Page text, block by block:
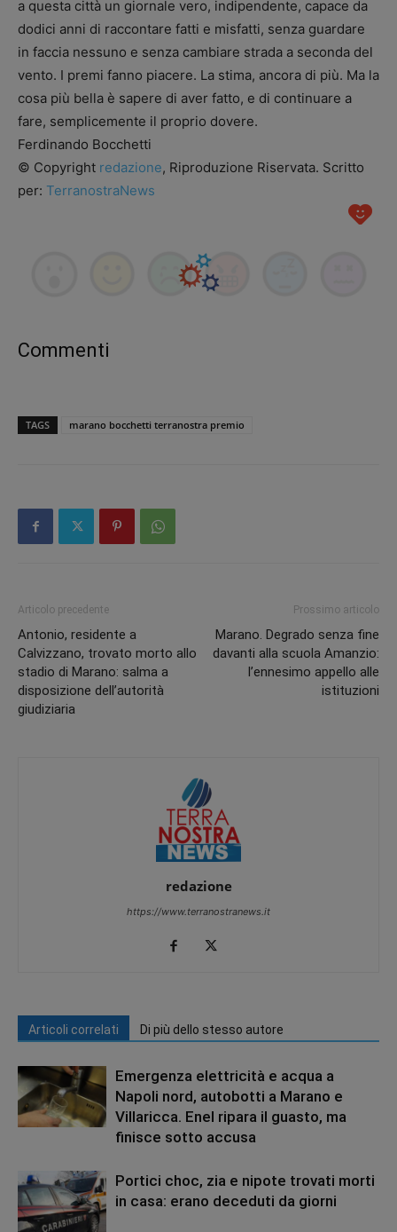
a questa città un giornale vero, indipendente, capace da
dodici anni di raccontare fatti e misfatti, senza guardare
in faccia nessuno e senza cambiare strada a seconda del
vento. I premi fanno piacere. La stima, ancora di più. Ma la
cosa più bella è sapere di aver fatto, e di continuare a
fare, semplicemente il proprio dovere.
Ferdinando Bocchetti
© Copyright redazione, Riproduzione Riservata. Scritto
per: TerranostraNews
Commenti
TAGS marano bocchetti terranostra premio
Articolo precedente
Antonio, residente a
Calvizzano, trovato morto allo
stadio di Marano: salma a
disposizione dell’autorità
giudiziaria
Prossimo articolo
Marano. Degrado senza fine
davanti alla scuola Amanzio:
l’ennesimo appello alle
istituzioni
redazione
https://www.terranostranews.it
Articoli correlati Di più dello stesso autore
Emergenza elettricità e acqua a
Napoli nord, autobotti a Marano e
Villaricca. Enel ripara il guasto, ma
finisce sotto accusa
Portici choc, zia e nipote trovati morti
in casa: erano deceduti da giorni